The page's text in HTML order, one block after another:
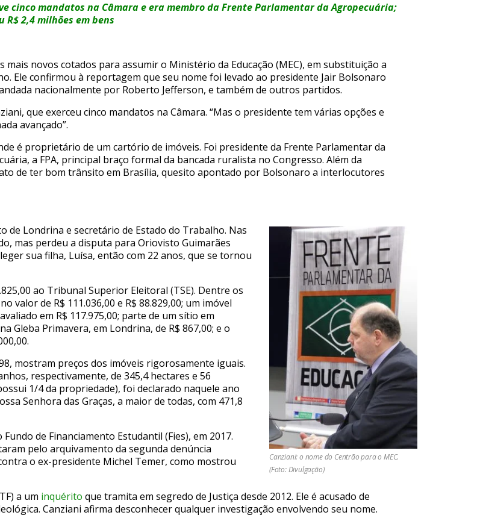
cinco mandatos na Câmara e era membro da Frente Parlamentar da Agropecuária;
2,4 milhões em bens
mais novos cotados para assumir o Ministério da Educação (MEC), em substituição a
Ele confirmou à reportagem que seu nome foi levado ao presidente Jair Bolsonaro
nacionalmente por Roberto Jefferson, e também de outros partidos.
que exerceu cinco mandatos na Câmara. “Mas o presidente tem várias opções e
avançado”.
é proprietário de um cartório de imóveis. Foi presidente da Frente Parlamentar da
a FPA, principal braço formal da bancada ruralista no Congresso. Além da
de ter bom trânsito em Brasília, quesito apontado por Bolsonaro a interlocutores
Canziani: o nome do Centrão para o MEC.
(Foto: Divulgação)
de Londrina e secretário de Estado do Trabalho. Nas
mas perdeu a disputa para Oriovisto Guimarães
sua filha, Luísa, então com 22 anos, que se tornou
ao Tribunal Superior Eleitoral (TSE). Dentre os
valor de R$ 111.036,00 e R$ 88.829,00; um imóvel
em R$ 117.975,00; parte de um sítio em
Gleba Primavera, em Londrina, de R$ 867,00; e o
mostram preços dos imóveis rigorosamente iguais.
respectivamente, de 345,4 hectares e 56
1/4 da propriedade), foi declarado naquele ano
Senhora das Graças, a maior de todas, com 471,8
de Financiamento Estudantil (Fies), em 2017.
pelo arquivamento da segunda denúncia
o ex-presidente Michel Temer, como mostrou
a um inquérito que tramita em segredo de Justiça desde 2012. Ele é acusado de
Canziani afirma desconhecer qualquer investigação envolvendo seu nome.